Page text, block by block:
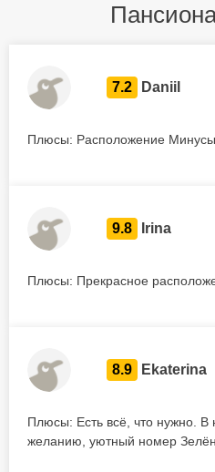
7.2 Daniil
Плюсы: Расположение
9.8 Irina
Плюсы: Прекрасное
8.9 Ekaterina
Плюсы: Есть всё, что нужно.
желанию, уютный номер